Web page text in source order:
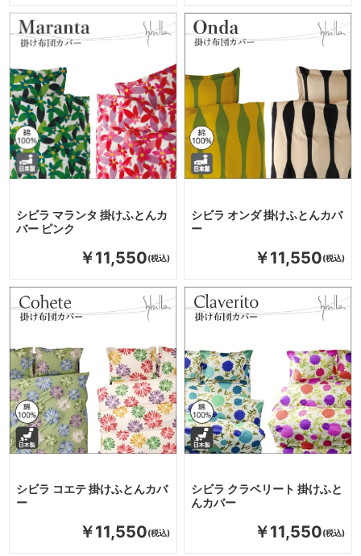
シビラ マランタ 掛けふとんカ
バー ピンク
￥11,550
シビラ オンダ 掛けふとんカバ
ー
￥11,550
シビラ コエテ 掛けふとんカバ
ー
￥11,550
シビラ クラベリート 掛けふと
んカバー
￥11,550